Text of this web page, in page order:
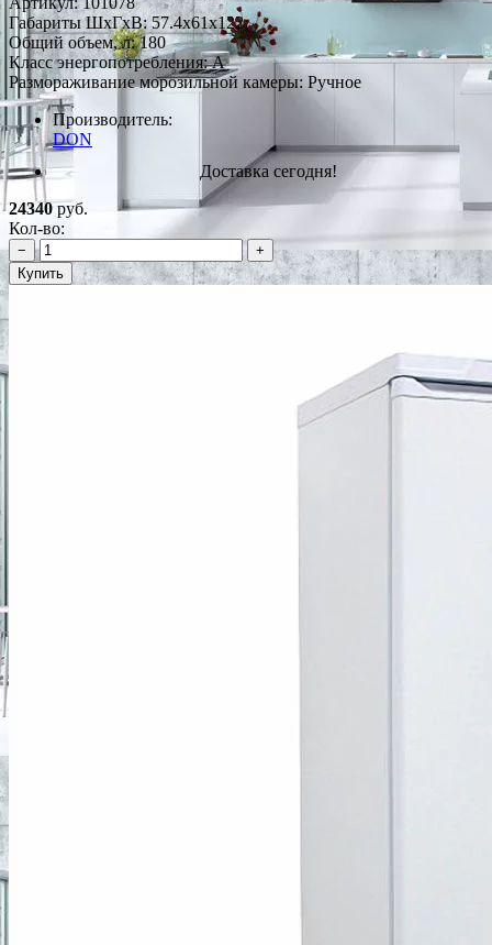
Габариты ШxГxВ: 57.4x61x122
Общий объем, л: 180
Класс энергопотребления: A
Размораживание морозильной камеры: Ручное
Производитель:
DON
Доставка сегодня!
24340руб.
Кол-во:
−
+
Купить